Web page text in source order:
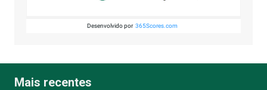
Desenvolvido por 365Scores.com
Mais recentes